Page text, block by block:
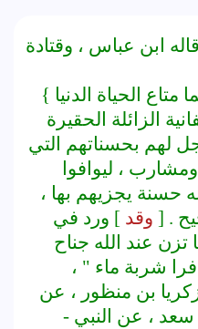
ابن عباس ، وقتادة
الحياة الدنيا }
الزائلة الحقيرة
لهم بحسناتهم التي
، ليوافوا
حسنة يجزيهم بها ،
. [ وقد ] ورد في
تزن عند الله جناح
شربة ماء " ،
بن منظور ، عن
، عن النبي -